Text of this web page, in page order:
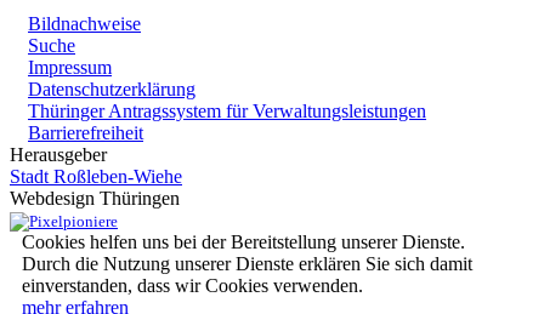
Bildnachweise
Suche
Impressum
Datenschutzerklärung
Thüringer Antragssystem für Verwaltungsleistungen
Barrierefreiheit
Herausgeber
Stadt Roßleben-Wiehe
Webdesign Thüringen
Cookies helfen uns bei der Bereitstellung unserer Dienste.
Durch die Nutzung unserer Dienste erklären Sie sich damit
einverstanden, dass wir Cookies verwenden.
mehr erfahren